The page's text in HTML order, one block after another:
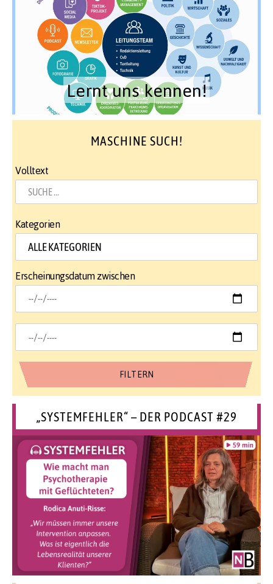
Lernt uns kennen!
MASCHINE SUCH!
Volltext
Kategorien
Erscheinungsdatum zwischen
„SYSTEMFEHLER“ – DER PODCAST #29